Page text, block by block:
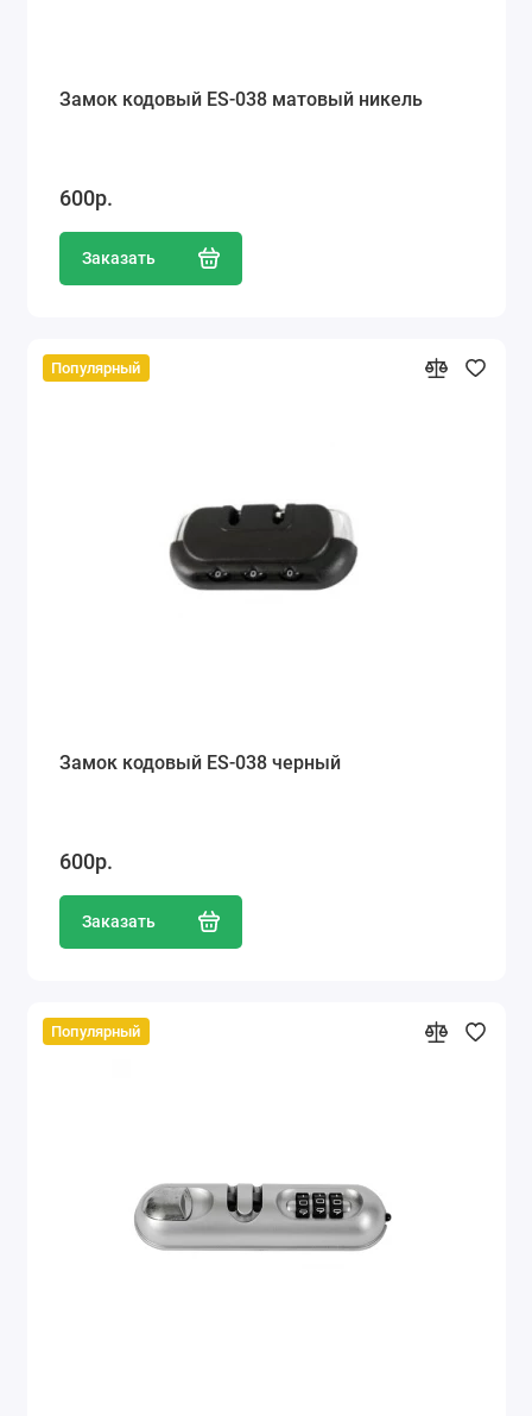
Замок кодовый ES-038 матовый никель
600р.
Заказать
Популярный
Замок кодовый ES-038 черный
600р.
Заказать
Популярный